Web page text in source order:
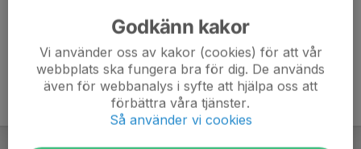
Godkänn kakor
Vi använder oss av kakor (cookies) för att vår
webbplats ska fungera bra för dig. De används
även för webbanalys i syfte att hjälpa oss att
förbättra våra tjänster.
Så använder vi cookies